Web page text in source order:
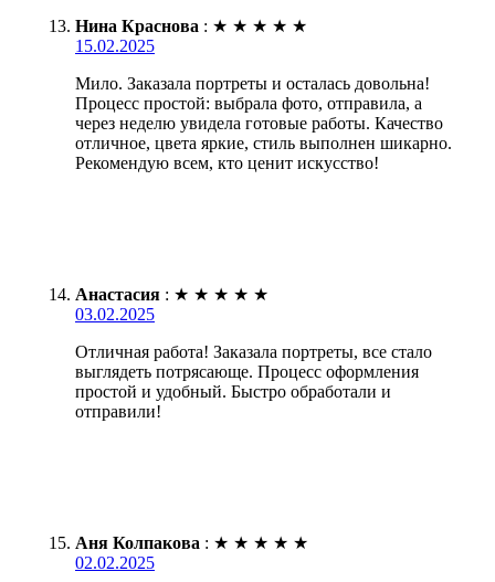
Нина Краснова : ★ ★ ★ ★ ★
15.02.2025
Мило. Заказала портреты и осталась довольна!
Процесс простой: выбрала фото, отправила, а
через неделю увидела готовые работы. Качество
отличное, цвета яркие, стиль выполнен шикарно.
Рекомендую всем, кто ценит искусство!
Анастасия : ★ ★ ★ ★ ★
03.02.2025
Отличная работа! Заказала портреты, все стало
выглядеть потрясающе. Процесс оформления
простой и удобный. Быстро обработали и
отправили!
Аня Колпакова : ★ ★ ★ ★ ★
02.02.2025